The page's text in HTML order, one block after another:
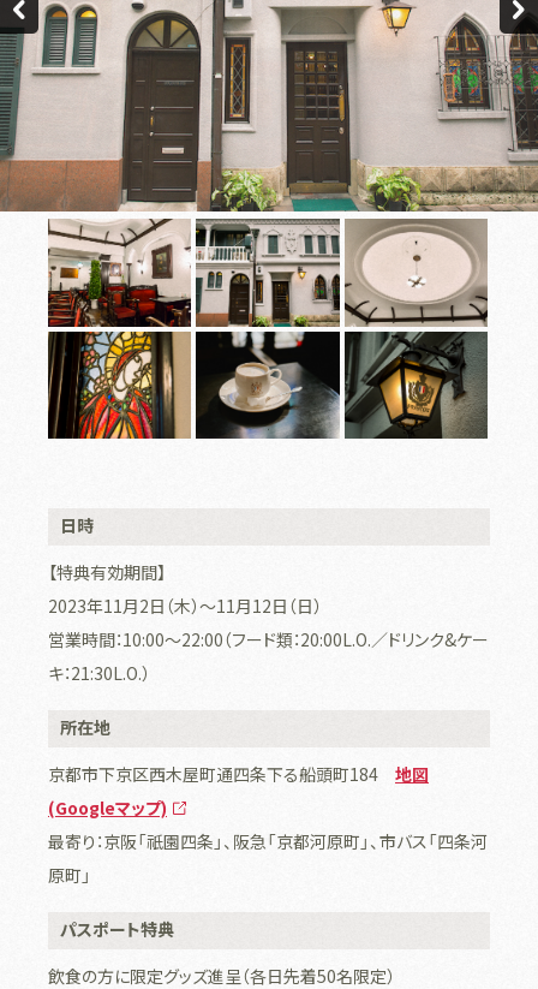
日時
【特典有効期間】
2023年11月2日（木）〜11月12日（日）
営業時間：10:00〜22:00（フード類：20:00L.O.／ドリンク&ケー
キ：21:30L.O.）
所在地
京都市下京区西木屋町通四条下る船頭町184 地図
(Googleマップ)
最寄り：京阪「祇園四条」、阪急「京都河原町」、市バス「四条河
原町」
パスポート特典
飲食の方に限定グッズ進呈（各日先着50名限定）